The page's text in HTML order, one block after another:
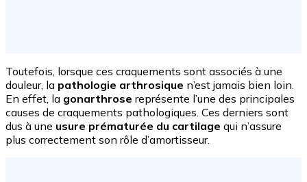
Toutefois, lorsque ces craquements sont associés à une
douleur, la pathologie arthrosique n’est jamais bien loin.
En effet, la gonarthrose représente l’une des principales
causes de craquements pathologiques. Ces derniers sont
dus à une usure prématurée du cartilage qui n’assure
plus correctement son rôle d’amortisseur.